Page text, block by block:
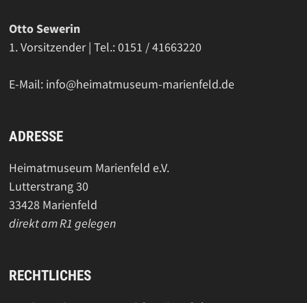
Otto Sewerin
1. Vorsitzender | Tel.: 0151 / 41663220
E-Mail: info@heimatmuseum-marienfeld.de
ADRESSE
Heimatmuseum Marienfeld e.V.
Lutterstrang 30
33428 Marienfeld
direkt am R1 gelegen
RECHTLICHES